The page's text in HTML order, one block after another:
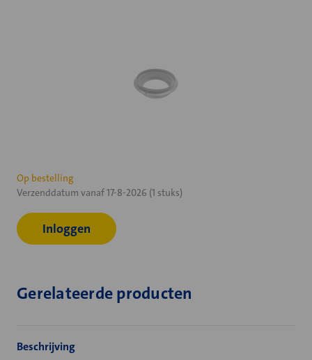
Huidige
voorraad:
Op bestelling
Verzenddatum vanaf 17-8-2026 (1 stuks)
Inloggen
Gerelateerde producten
Beschrijving